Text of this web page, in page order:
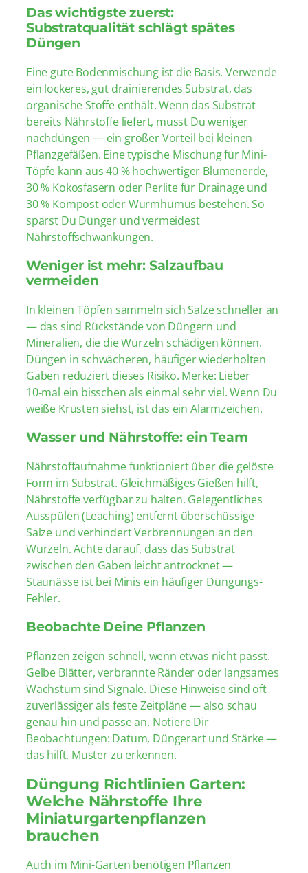
Das wichtigste zuerst:
Substratqualität schlägt spätes
Düngen
Eine gute Bodenmischung ist die Basis. Verwende
ein lockeres, gut drainierendes Substrat, das
organische Stoffe enthält. Wenn das Substrat
bereits Nährstoffe liefert, musst Du weniger
nachdüngen — ein großer Vorteil bei kleinen
Pflanzgefäßen. Eine typische Mischung für Mini-
Töpfe kann aus 40 % hochwertiger Blumenerde,
30 % Kokosfasern oder Perlite für Drainage und
30 % Kompost oder Wurmhumus bestehen. So
sparst Du Dünger und vermeidest
Nährstoffschwankungen.
Weniger ist mehr: Salzaufbau
vermeiden
In kleinen Töpfen sammeln sich Salze schneller an
— das sind Rückstände von Düngern und
Mineralien, die die Wurzeln schädigen können.
Düngen in schwächeren, häufiger wiederholten
Gaben reduziert dieses Risiko. Merke: Lieber
10‑mal ein bisschen als einmal sehr viel. Wenn Du
weiße Krusten siehst, ist das ein Alarmzeichen.
Wasser und Nährstoffe: ein Team
Nährstoffaufnahme funktioniert über die gelöste
Form im Substrat. Gleichmäßiges Gießen hilft,
Nährstoffe verfügbar zu halten. Gelegentliches
Ausspülen (Leaching) entfernt überschüssige
Salze und verhindert Verbrennungen an den
Wurzeln. Achte darauf, dass das Substrat
zwischen den Gaben leicht antrocknet —
Staunässe ist bei Minis ein häufiger Düngungs-
Fehler.
Beobachte Deine Pflanzen
Pflanzen zeigen schnell, wenn etwas nicht passt.
Gelbe Blätter, verbrannte Ränder oder langsames
Wachstum sind Signale. Diese Hinweise sind oft
zuverlässiger als feste Zeitpläne — also schau
genau hin und passe an. Notiere Dir
Beobachtungen: Datum, Düngerart und Stärke —
das hilft, Muster zu erkennen.
Düngung Richtlinien Garten:
Welche Nährstoffe Ihre
Miniaturgartenpflanzen
brauchen
Auch im Mini-Garten benötigen Pflanzen